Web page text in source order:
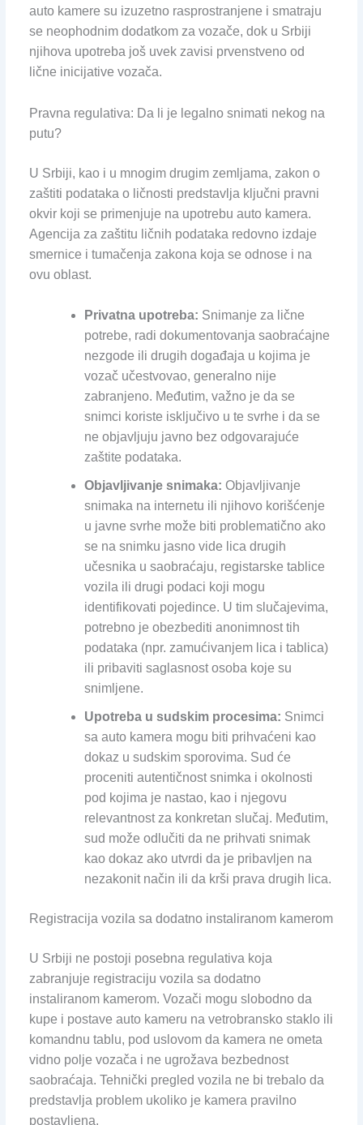
auto kamere su izuzetno rasprostranjene i smatraju
se neophodnim dodatkom za vozače, dok u Srbiji
njihova upotreba još uvek zavisi prvenstveno od
lične inicijative vozača.
Pravna regulativa: Da li je legalno snimati nekog na
putu?
U Srbiji, kao i u mnogim drugim zemljama, zakon o
zaštiti podataka o ličnosti predstavlja ključni pravni
okvir koji se primenjuje na upotrebu auto kamera.
Agencija za zaštitu ličnih podataka redovno izdaje
smernice i tumačenja zakona koja se odnose i na
ovu oblast.
Privatna upotreba: Snimanje za lične
potrebe, radi dokumentovanja saobraćajne
nezgode ili drugih događaja u kojima je
vozač učestvovao, generalno nije
zabranjeno. Međutim, važno je da se
snimci koriste isključivo u te svrhe i da se
ne objavljuju javno bez odgovarajuće
zaštite podataka.
Objavljivanje snimaka: Objavljivanje
snimaka na internetu ili njihovo korišćenje
u javne svrhe može biti problematično ako
se na snimku jasno vide lica drugih
učesnika u saobraćaju, registarske tablice
vozila ili drugi podaci koji mogu
identifikovati pojedince. U tim slučajevima,
potrebno je obezbediti anonimnost tih
podataka (npr. zamućivanjem lica i tablica)
ili pribaviti saglasnost osoba koje su
snimljene.
Upotreba u sudskim procesima: Snimci
sa auto kamera mogu biti prihvaćeni kao
dokaz u sudskim sporovima. Sud će
proceniti autentičnost snimka i okolnosti
pod kojima je nastao, kao i njegovu
relevantnost za konkretan slučaj. Međutim,
sud može odlučiti da ne prihvati snimak
kao dokaz ako utvrdi da je pribavljen na
nezakonit način ili da krši prava drugih lica.
Registracija vozila sa dodatno instaliranom kamerom
U Srbiji ne postoji posebna regulativa koja
zabranjuje registraciju vozila sa dodatno
instaliranom kamerom. Vozači mogu slobodno da
kupe i postave auto kameru na vetrobransko staklo ili
komandnu tablu, pod uslovom da kamera ne ometa
vidno polje vozača i ne ugrožava bezbednost
saobraćaja. Tehnički pregled vozila ne bi trebalo da
predstavlja problem ukoliko je kamera pravilno
postavljena.